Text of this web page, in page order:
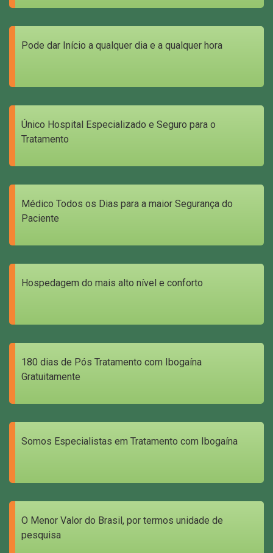
Pode dar Início a qualquer dia e a qualquer hora
Único Hospital Especializado e Seguro para o
Tratamento
Médico Todos os Dias para a maior Segurança do
Paciente
Hospedagem do mais alto nível e conforto
180 dias de Pós Tratamento com Ibogaína
Gratuitamente
Somos Especialistas em Tratamento com Ibogaína
O Menor Valor do Brasil, por termos unidade de
pesquisa